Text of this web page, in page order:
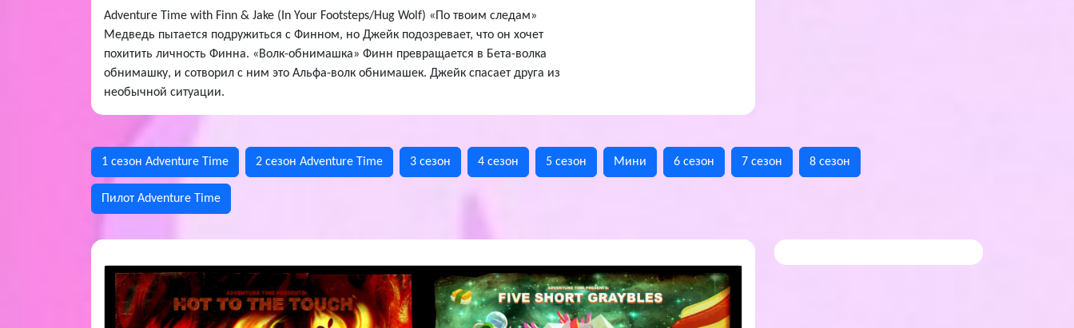
Adventure Time with Finn & Jake (In Your Footsteps/Hug Wolf) «По твоим следам»
Медведь пытается подружиться с Финном, но Джейк подозревает, что он хочет
похитить личность Финна. «Волк-обнимашка» Финн превращается в Бета-волка
обнимашку, и сотворил с ним это Альфа-волк обнимашек. Джейк спасает друга из
необычной ситуации.
1 сезон Adventure Time 2 сезон Adventure Time 3 сезон 4 сезон 5 сезон Мини 6 сезон 7 сезон 8 сезон
Пилот Adventure Time